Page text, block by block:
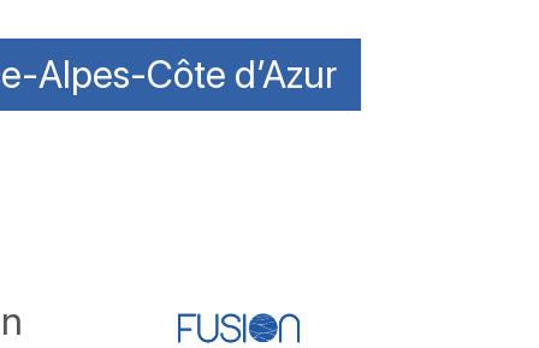
Alpes-Côte d’Azur